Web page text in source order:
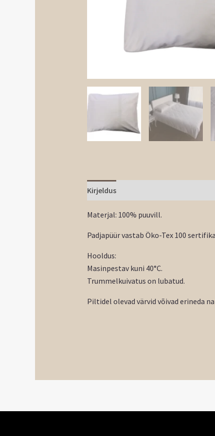
Kirjeldus
Materjal: 100% puuvill.
Padjapüür vastab Öko-Tex 100
Hooldus:
Masinpestav kuni 40°C.
Trummelkuivatus on lubatud.
Piltidel olevad värvid võivad erineda